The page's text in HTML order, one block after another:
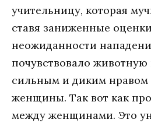
учительницу, которая
ставя заниженные
неожиданности
почувствовало
сильным и диким нравом
женщины. Так вот как
между женщинами. Это